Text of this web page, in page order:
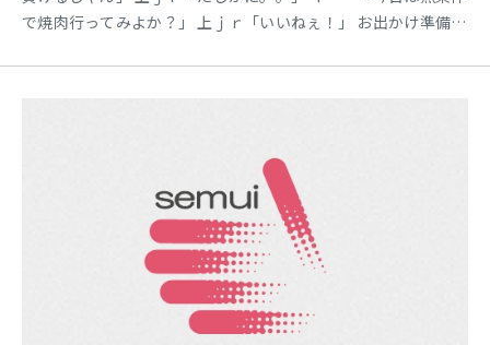
で焼肉行ってみよか？」 上ｊｒ「いいねぇ！」 お出かけ準備す
の？」 Ｔ 「ご飯食べに行こうかと思ってるのよ」 下ｊｒ